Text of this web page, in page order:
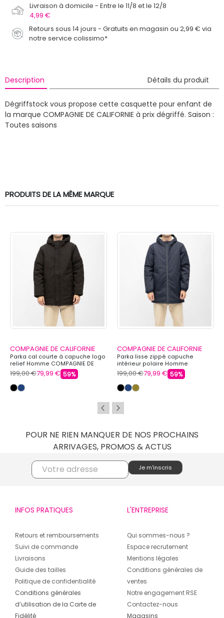
Livraison à domicile
Entre le 11/8 et le 12/8
4,99 €
Retours sous 14 jours - Gratuits en magasin ou 2,99 € via
notre service colissimo*
Description Détails du produit
Dégriffstock vous propose cette casquette pour enfant de
la marque COMPAGNIE DE CALIFORNIE à prix dégriffé. Saison :
Toutes saisons
PRODUITS DE LA MÊME MARQUE
COMPAGNIE DE CALIFORNIE
Parka cal courte à capuche logo
relief Homme COMPAGNIE DE
CALIFORNIE
199,00 €79,99 € 59%
COMPAGNIE DE CALIFORNIE
Parka lisse zippé capuche
intérieur polaire Homme
COMPAGNIE DE CALIFORNIE
199,00 €79,99 € 59%
POUR NE RIEN MANQUER DE NOS PROCHAINS
ARRIVAGES, PROMOS & ACTUS
INFOS PRATIQUES
Retours et remboursements
Suivi de commande
Livraisons
Guide des tailles
Politique de confidentialité
Conditions générales
d’utilisation de la Carte de
Fidélité
L'ENTREPRISE
Qui sommes-nous ?
Espace recrutement
Mentions légales
Conditions générales de
ventes
Notre engagement RSE
Contactez-nous
Magasins